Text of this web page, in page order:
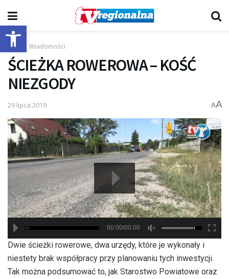
Otwórz pasek narzędzi
Start Wiadomości
ŚCIEŻKA ROWEROWA – KOŚĆ
NIEZGODY
29 lipca 2019 AA
hd2880
hd2160
hd2160
hd1440
highres
hd1080
hd720
medium
00:00/00:00
Dwie ścieżki rowerowe, dwa urzędy, które je wykonały i
niestety brak współpracy przy planowaniu tych inwestycji.
Tak można podsumować to, jak Starostwo Powiatowe oraz